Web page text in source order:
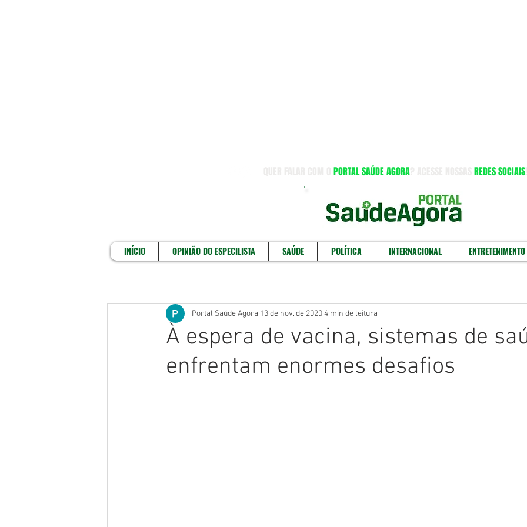
PORTAL SAÚDE AGORA? ACESSE NOSSAS REDES SOCIAIS!
INÍCIO
INÍCIO OPINIÃO DO ESPECILISTA SAÚDE POLÍTICA INTERNACIONAL ENTRETENIMENTO
À espera de vacina, sistemas de
enfrentam enormes desafios
Portal Saúde Agora 13 de nov. de 20204 min de leitura